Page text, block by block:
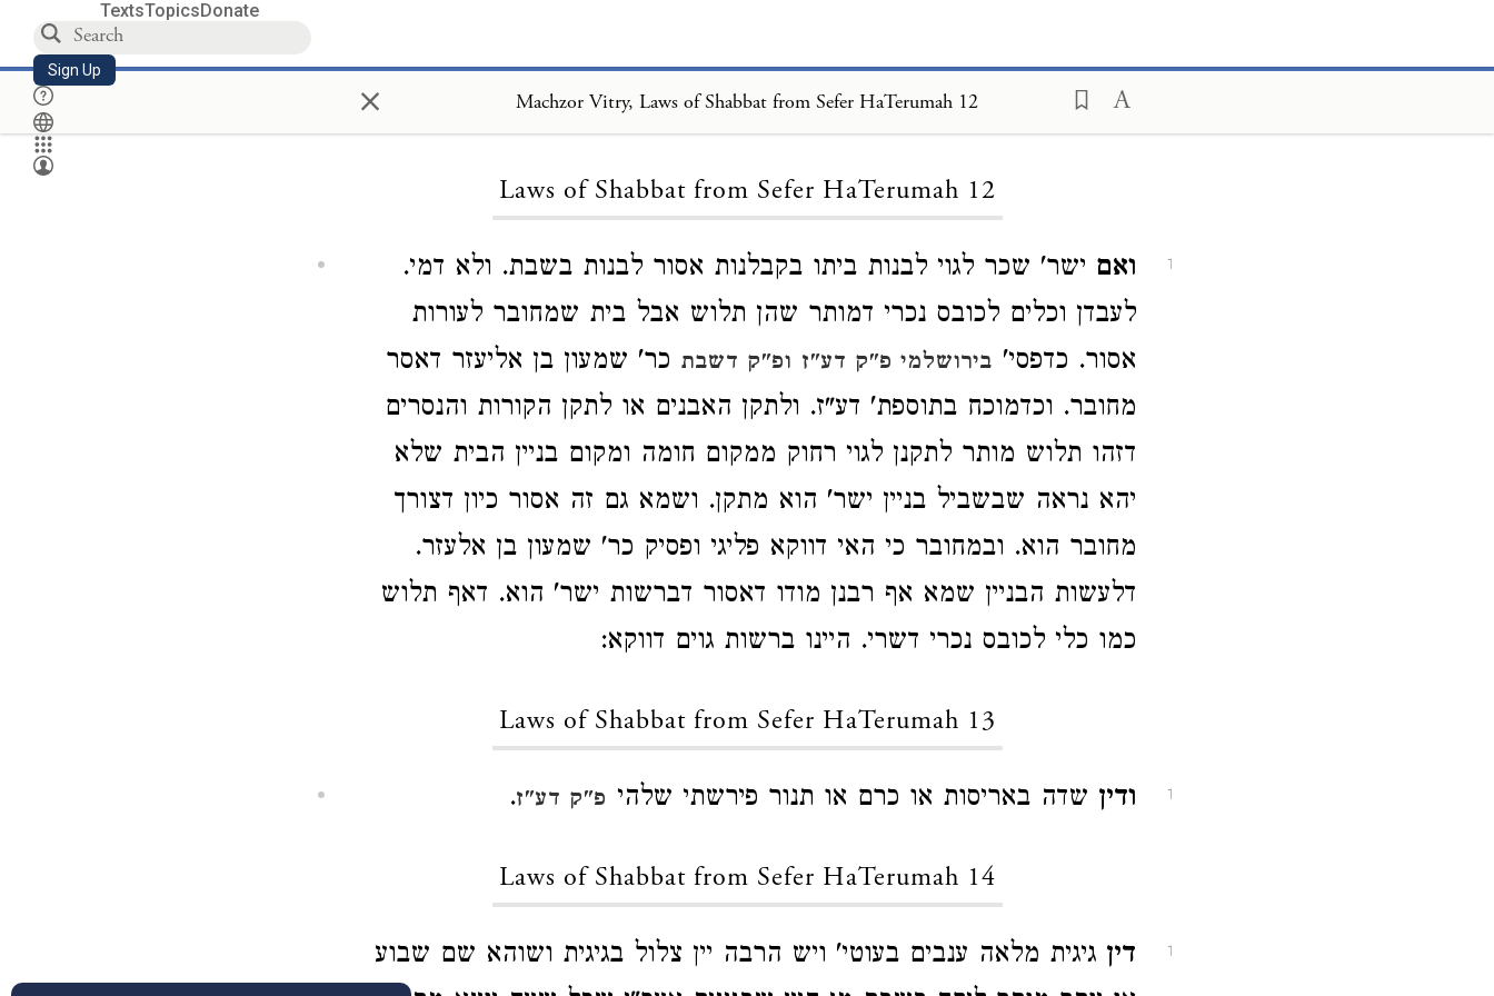
TextsTopicsDonate
Sign Up × Machzor Vitry, Laws of Shabbat from Sefer HaTerumah 12
Laws of Shabbat from Sefer HaTerumah 12
1 ואם ישר' שכר לגוי לבנות ביתו בקבלנות אסור לבנות בשבת. ולא דמי.
לעבדן וכלים לכובס נכרי דמותר שהן תלוש אבל בית שמחובר לעורות
אסור. כדפסי' בירושלמי פ"ק דע"ז ופ"ק דשבת כר' שמעון בן אליעזר דאסר
מחובר. וכדמוכח בתוספת' דע"ז. ולתקן האבנים או לתקן הקורות והנסרים
דזהו תלוש מותר לתקנן לגוי רחוק ממקום חומה ומקום בניין הבית שלא
יהא נראה שבשביל בניין ישר' הוא מתקן. ושמא גם זה אסור כיון דצורך
מחובר הוא. ובמחובר כי האי דווקא פליגי ופסיק כר' שמעון בן אלעזר.
דלעשות הבניין שמא אף רבנן מודו דאסור דברשות ישר' הוא. דאף תלוש
כמו כלי לכובס נכרי דשרי. היינו ברשות גוים דווקא:
Laws of Shabbat from Sefer HaTerumah 13
1 ודין שדה באריסות או כרם או תנור פירשתי שלהי פ"ק דע"ז.
Laws of Shabbat from Sefer HaTerumah 14
1 דין גיגית מלאה ענבים בעוטי' ויש הרבה יין צלול בגיגית ושוהא שם שבוע